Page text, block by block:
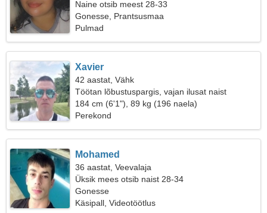
Naine otsib meest 28-33
Gonesse, Prantsusmaa
Pulmad
Xavier
42 aastat, Vähk
Töötan lõbustuspargis, vajan ilusat naist
184 cm (6'1"), 89 kg (196 naela)
Perekond
Mohamed
36 aastat, Veevalaja
Üksik mees otsib naist 28-34
Gonesse
Käsipall, Videotöötlus